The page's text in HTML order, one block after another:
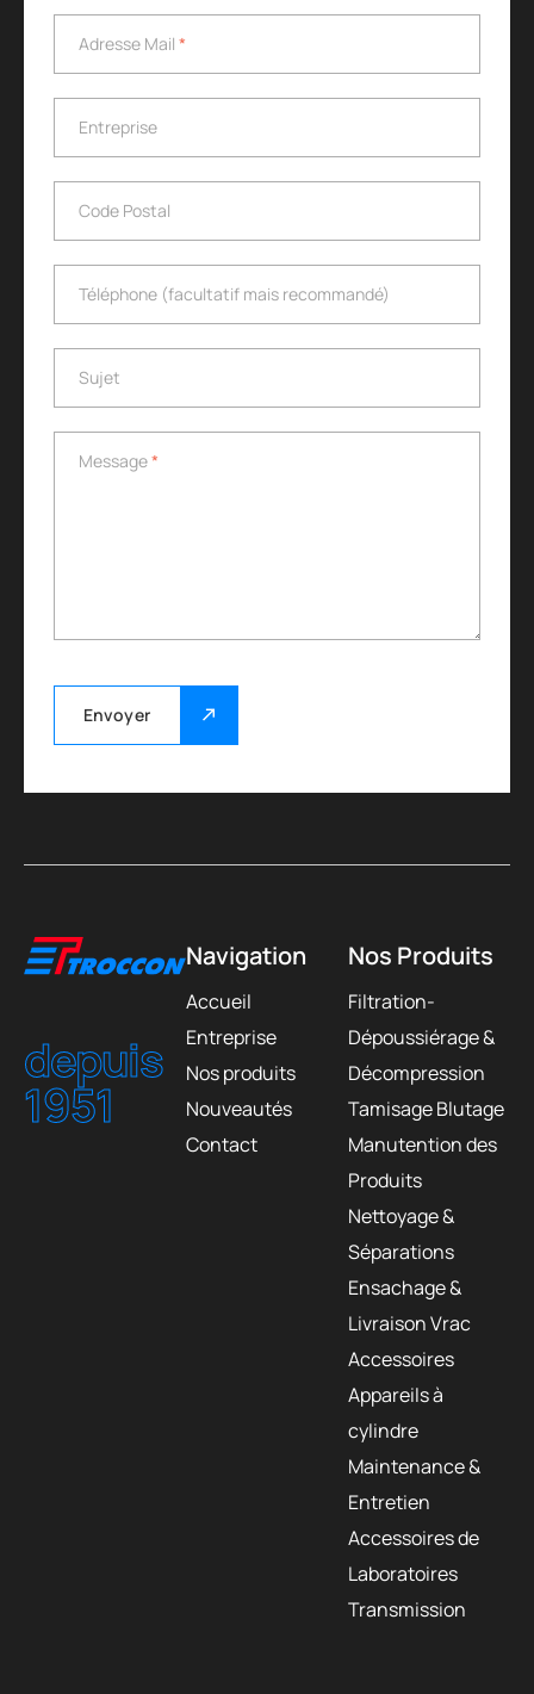
Adresse Mail *
Entreprise
Code Postal
Téléphone (facultatif mais recommandé)
Sujet
Message*
Envoyer
depuis
1951
Navigation
Accueil
Entreprise
Nos produits
Nouveautés
Contact
Nos Produits
Filtration-
Dépoussiérage &
Décompression
Tamisage Blutage
Manutention des
Produits
Nettoyage &
Séparations
Ensachage &
Livraison Vrac
Accessoires
Appareils à
cylindre
Maintenance &
Entretien
Accessoires de
Laboratoires
Transmission